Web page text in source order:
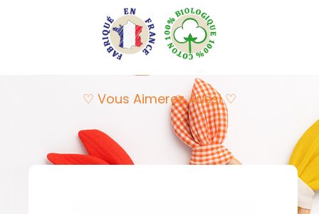
♡ Vous Aimerez Aussi ♡